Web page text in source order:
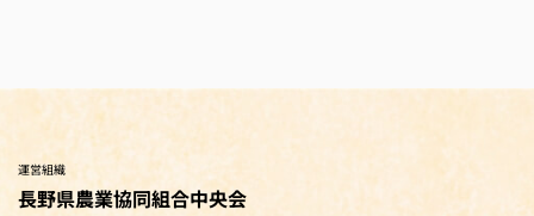
運営組織
長野県農業協同組合中央会